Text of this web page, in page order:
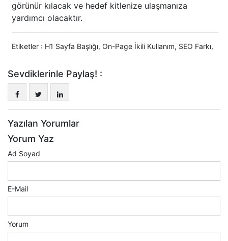
görünür kılacak ve hedef kitlenize ulaşmanıza
yardımcı olacaktır.
Etiketler : H1 Sayfa Başlığı, On-Page İkili Kullanım, SEO Farkı,
Sevdiklerinle Paylaş! :
Yazılan Yorumlar
Yorum Yaz
Ad Soyad
E-Mail
Yorum